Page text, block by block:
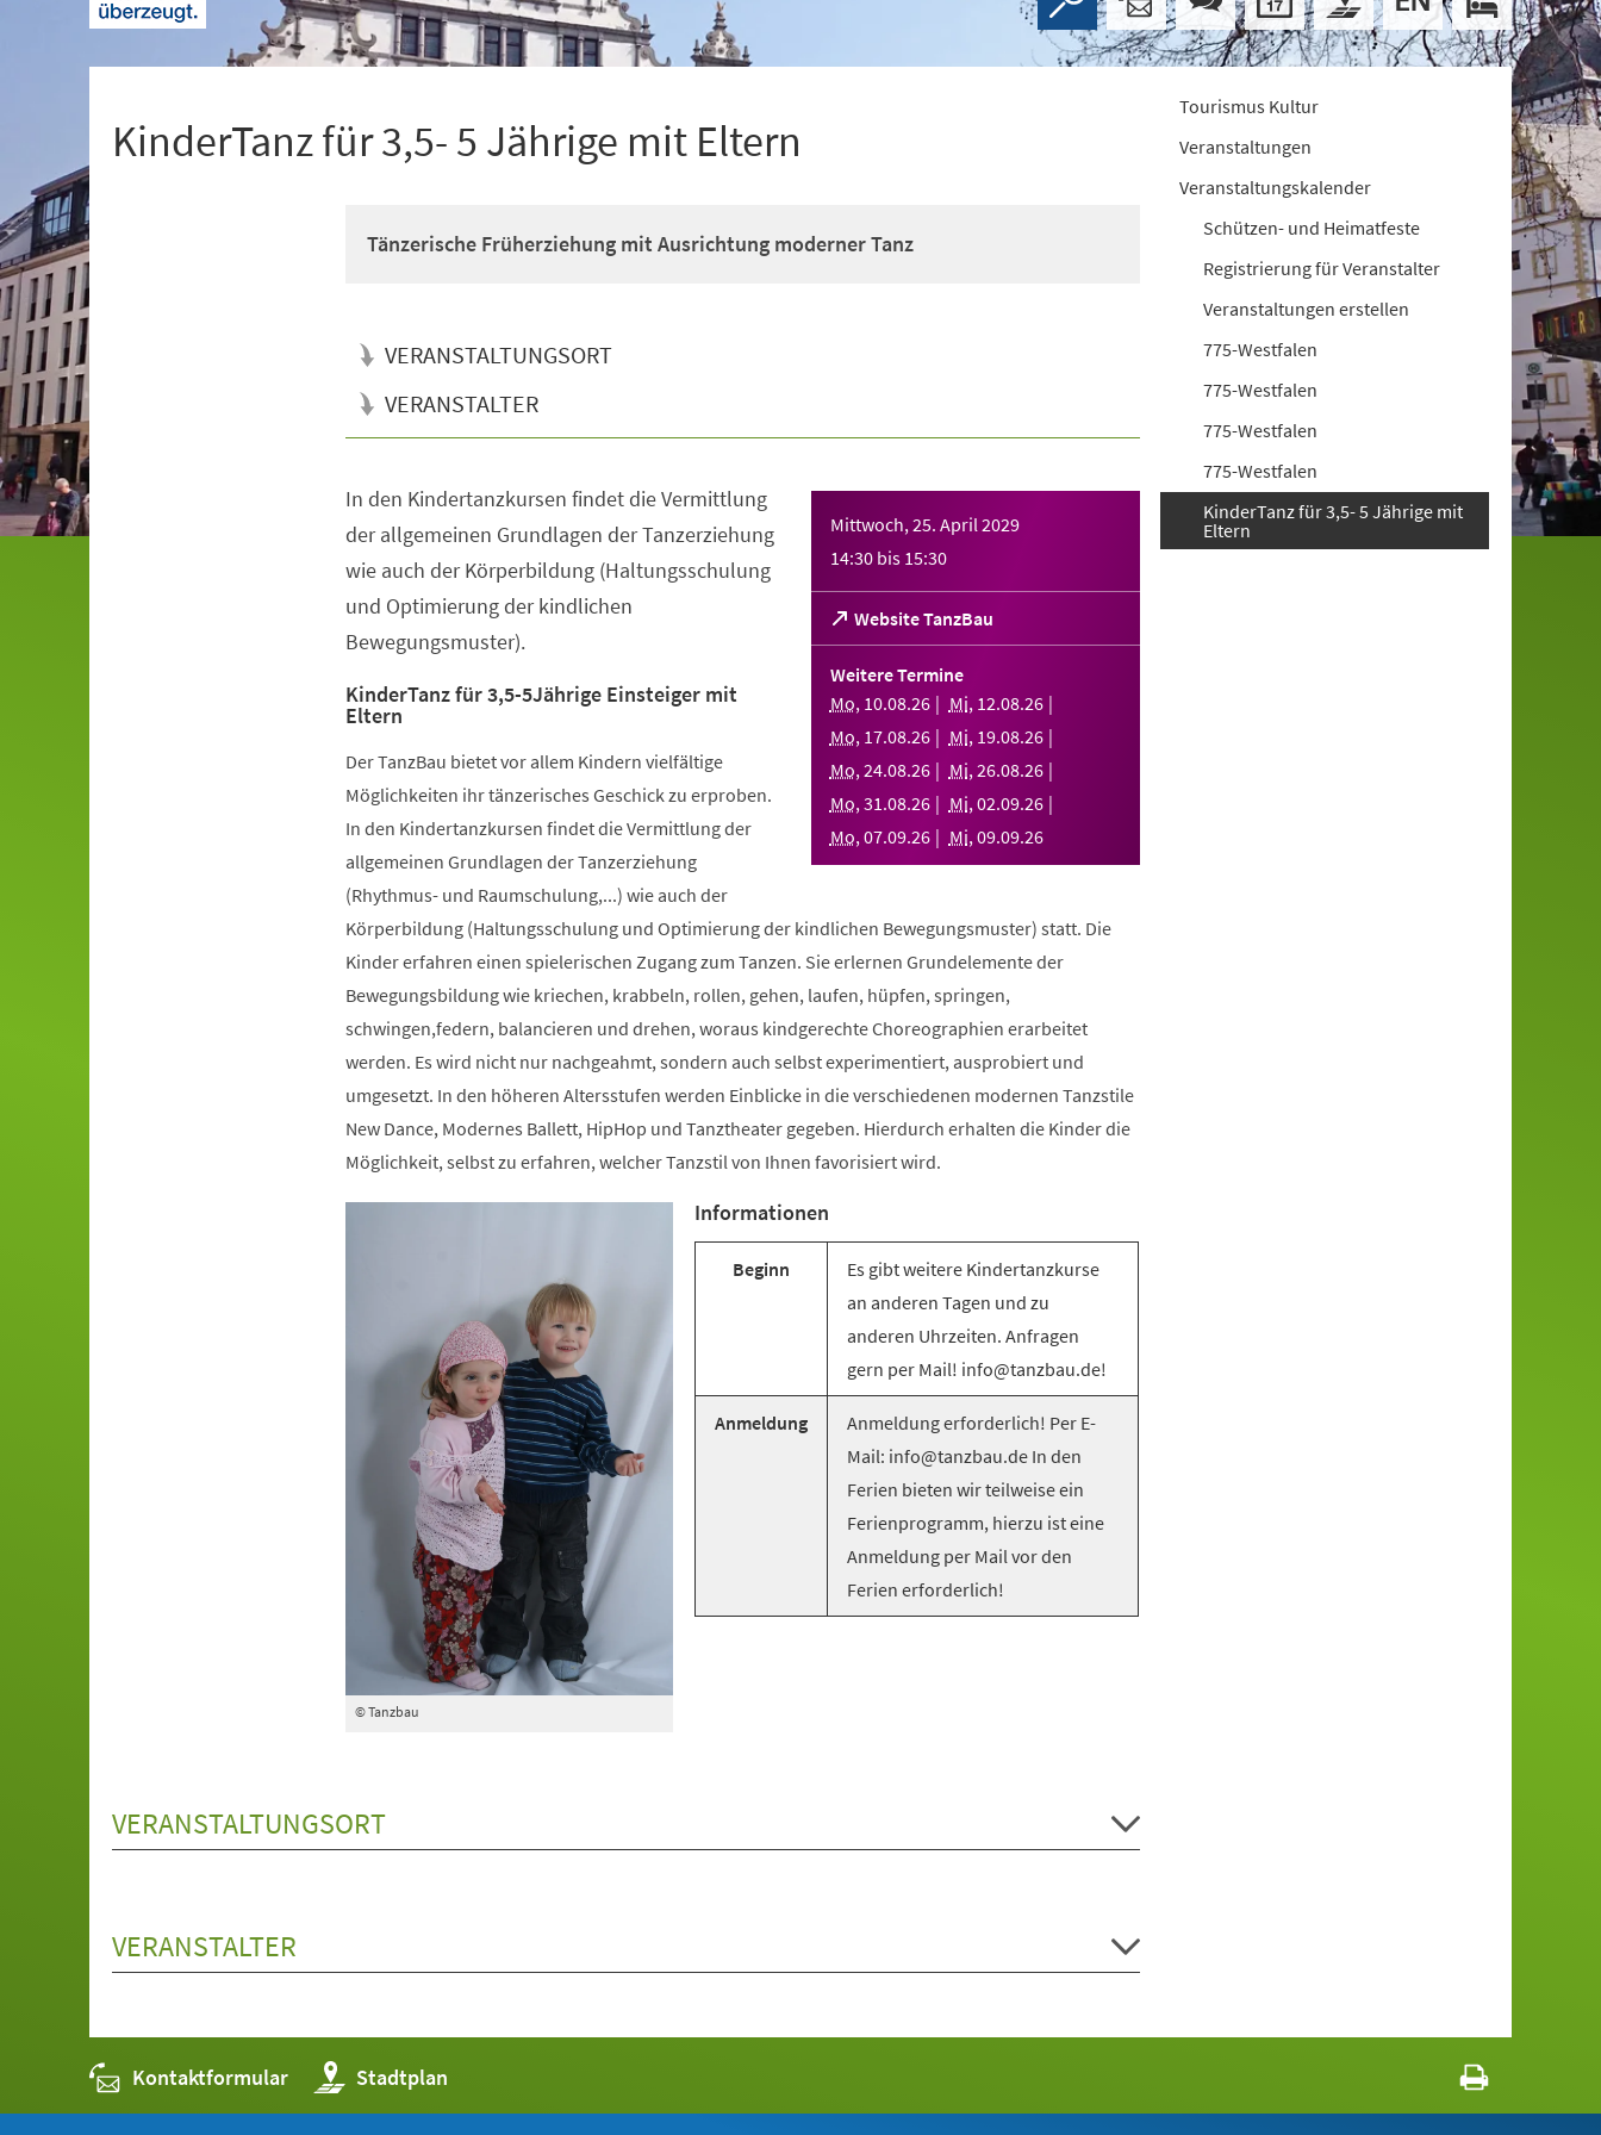
KinderTanz für 3,5- 5 Jährige mit Eltern
Tänzerische Früherziehung mit Ausrichtung moderner Tanz
VERANSTALTUNGSORT
VERANSTALTER
Mittwoch, 25. April 2029
14:30 bis 15:30
Website TanzBau
(Öffnet
in
einem
Tab)
Weitere Termine
Mo, 10.08.26 Mi, 12.08.26
Mo, 17.08.26 Mi, 19.08.26
Mo,24.08.26 Mi,26.08.26
Mo,31.08.26 Mi,02.09.26
Mo,07.09.26 Mi,09.09.26
In den Kindertanzkursen findet die Vermittlung
der allgemeinen Grundlagen der Tanzerziehung
wie auch der Körperbildung (Haltungsschulung
und Optimierung der kindlichen
Bewegungsmuster).
KinderTanz für 3,5-5Jährige Einsteiger mit
Eltern
Der TanzBau bietet vor allem Kindern vielfältige
Möglichkeiten ihr tänzerisches Geschick zu erproben.
In den Kindertanzkursen findet die Vermittlung der
allgemeinen Grundlagen der Tanzerziehung
(Rhythmus- und Raumschulung,...) wie auch der
Körperbildung (Haltungsschulung und Optimierung der kindlichen Bewegungsmuster) statt. Die
Kinder erfahren einen spielerischen Zugang zum Tanzen. Sie erlernen Grundelemente der
Bewegungsbildung wie kriechen, krabbeln, rollen, gehen, laufen, hüpfen, springen,
schwingen,federn, balancieren und drehen, woraus kindgerechte Choreographien erarbeitet
werden. Es wird nicht nur nachgeahmt, sondern auch selbst experimentiert, ausprobiert und
umgesetzt. In den höheren Altersstufen werden Einblicke in die verschiedenen modernen Tanzstile
New Dance, Modernes Ballett, HipHop und Tanztheater gegeben. Hierdurch erhalten die Kinder die
Möglichkeit, selbst zu erfahren, welcher Tanzstil von Ihnen favorisiert wird.
© Tanzbau
Informationen
Beginn
Es gibt weitere Kindertanzkurse
an anderen Tagen und zu
anderen Uhrzeiten. Anfragen
gern per Mail! info@tanzbau.de!
Anmeldung
Anmeldung erforderlich! Per E-
Mail: info@tanzbau.de In den
Ferien bieten wir teilweise ein
Ferienprogramm, hierzu ist eine
Anmeldung per Mail vor den
Ferien erforderlich!
VERANSTALTUNGSORT
VERANSTALTER
Tourismus Kultur
Veranstaltungen
Veranstaltungskalender
Schützen- und Heimatfeste
Registrierung für Veranstalter
Veranstaltungen erstellen
775-Westfalen
775-Westfalen
775-Westfalen
775-Westfalen
KinderTanz für 3,5- 5 Jährige mit
Eltern
Kontaktformular Stadtplan
(Öffnet
in
einem